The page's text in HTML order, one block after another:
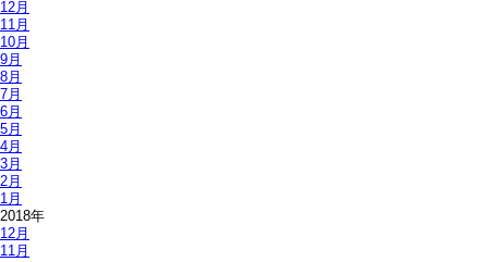
12月
11月
10月
9月
8月
7月
6月
5月
4月
3月
2月
1月
2018年
12月
11月